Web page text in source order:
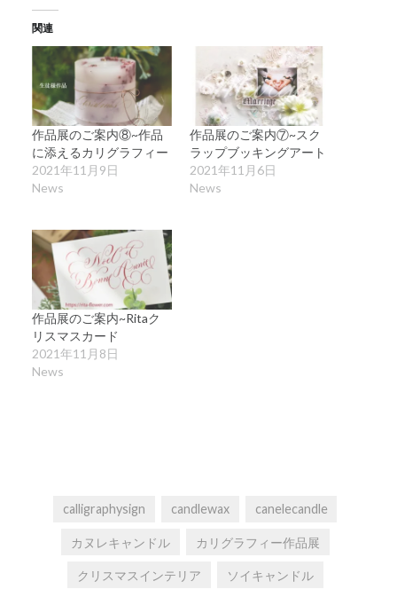
関連
作品展のご案内⑧~作品
に添えるカリグラフィー
2021年11月9日
News
作品展のご案内⑦~スク
ラップブッキングアート
2021年11月6日
News
作品展のご案内~Ritaク
リスマスカード
2021年11月8日
News
calligraphysign candlewax canelecandle
カヌレキャンドル カリグラフィー作品展
クリスマスインテリア ソイキャンドル